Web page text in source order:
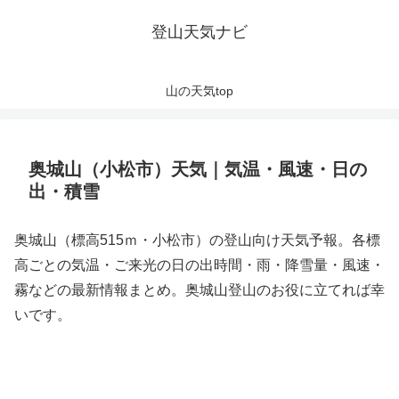
登山天気ナビ
山の天気top
奥城山（小松市）天気｜気温・風速・日の
出・積雪
奥城山（標高515ｍ・小松市）の登山向け天気予報。各標
高ごとの気温・ご来光の日の出時間・雨・降雪量・風速・
霧などの最新情報まとめ。奥城山登山のお役に立てれば幸
いです。